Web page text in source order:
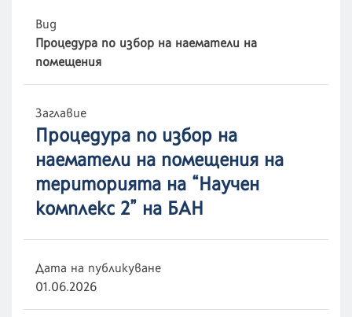
Вид
Процедура по избор на наематели на
помещения
Заглавие
Процедура по избор на
наематели на помещения на
територията на “Научен
комплекс 2” на БАН
Дата на публикуване
01.06.2026